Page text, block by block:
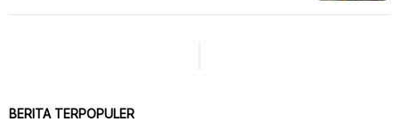
BERITA TERPOPULER